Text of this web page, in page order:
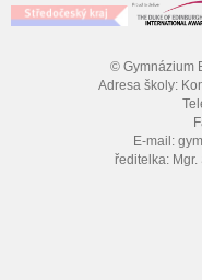
© Gymnázium
Adresa školy:
E-mail:
ředitelka: Mgr.